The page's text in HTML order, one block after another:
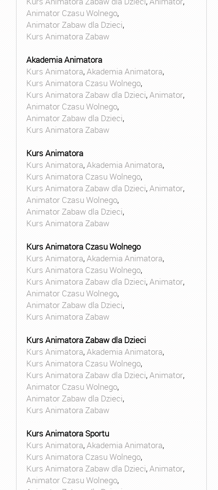
Animator Czasu Wolnego,
Animator Zabaw dla Dzieci,
Kurs Animatora Zabaw
Akademia Animatora
Kurs Animatora,Akademia Animatora,
Kurs Animatora Czasu Wolnego,
Kurs Animatora Zabaw dla Dzieci,Animator,
Animator Czasu Wolnego,
Animator Zabaw dla Dzieci,
Kurs Animatora Zabaw
Kurs Animatora
Kurs Animatora,Akademia Animatora,
Kurs Animatora Czasu Wolnego,
Kurs Animatora Zabaw dla Dzieci,Animator,
Animator Czasu Wolnego,
Animator Zabaw dla Dzieci,
Kurs Animatora Zabaw
Kurs Animatora Czasu Wolnego
Kurs Animatora,Akademia Animatora,
Kurs Animatora Czasu Wolnego,
Kurs Animatora Zabaw dla Dzieci,Animator,
Animator Czasu Wolnego,
Animator Zabaw dla Dzieci,
Kurs Animatora Zabaw
Kurs Animatora Zabaw dla Dzieci
Kurs Animatora,Akademia Animatora,
Kurs Animatora Czasu Wolnego,
Kurs Animatora Zabaw dla Dzieci,Animator,
Animator Czasu Wolnego,
Animator Zabaw dla Dzieci,
Kurs Animatora Zabaw
Kurs Animatora Sportu
Kurs Animatora,Akademia Animatora,
Kurs Animatora Czasu Wolnego,
Kurs Animatora Zabaw dla Dzieci,Animator,
Animator Czasu Wolnego,